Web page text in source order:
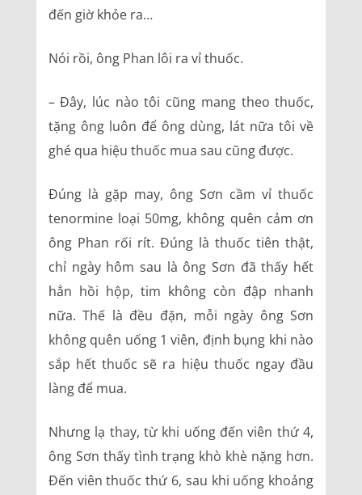
đến giờ khỏe ra…
Nói rồi, ông Phan lôi ra vỉ thuốc.
– Đây, lúc nào tôi cũng mang theo thuốc,
tặng ông luôn để ông dùng, lát nữa tôi về
ghé qua hiệu thuốc mua sau cũng được.
Đúng là gặp may, ông Sơn cầm vỉ thuốc
tenormine loại 50mg, không quên cảm ơn
ông Phan rối rít. Đúng là thuốc tiên thật,
chỉ ngày hôm sau là ông Sơn đã thấy hết
hẳn hồi hộp, tim không còn đập nhanh
nữa. Thế là đều đặn, mỗi ngày ông Sơn
không quên uống 1 viên, định bụng khi nào
sắp hết thuốc sẽ ra hiệu thuốc ngay đầu
làng để mua.
Nhưng lạ thay, từ khi uống đến viên thứ 4,
ông Sơn thấy tình trạng khò khè nặng hơn.
Đến viên thuốc thứ 6, sau khi uống khoảng